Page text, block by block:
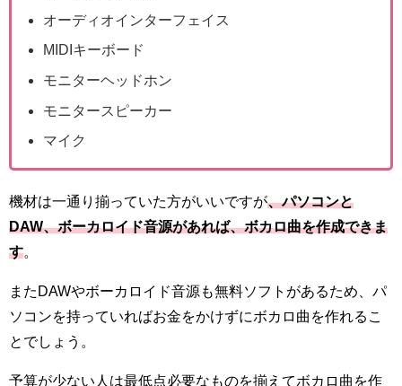
オーディオインターフェイス
MIDIキーボード
モニターヘッドホン
モニタースピーカー
マイク
機材は一通り揃っていた方がいいですが、パソコンと
DAW、ボーカロイド音源があれば、ボカロ曲を作成できま
す
またDAWやボーカロイド音源も無料ソフトがあるため、パ
ソコンを持っていればお金をかけずにボカロ曲を作れるこ
とでしょう。
予算が少ない人は最低点必要なものを揃えてボカロ曲を作